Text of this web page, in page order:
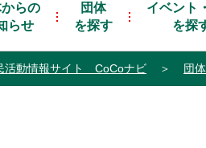
からの
らせ
団体
を探す
イベント
を探
活動情報サイト CoCoナビ ＞ 団